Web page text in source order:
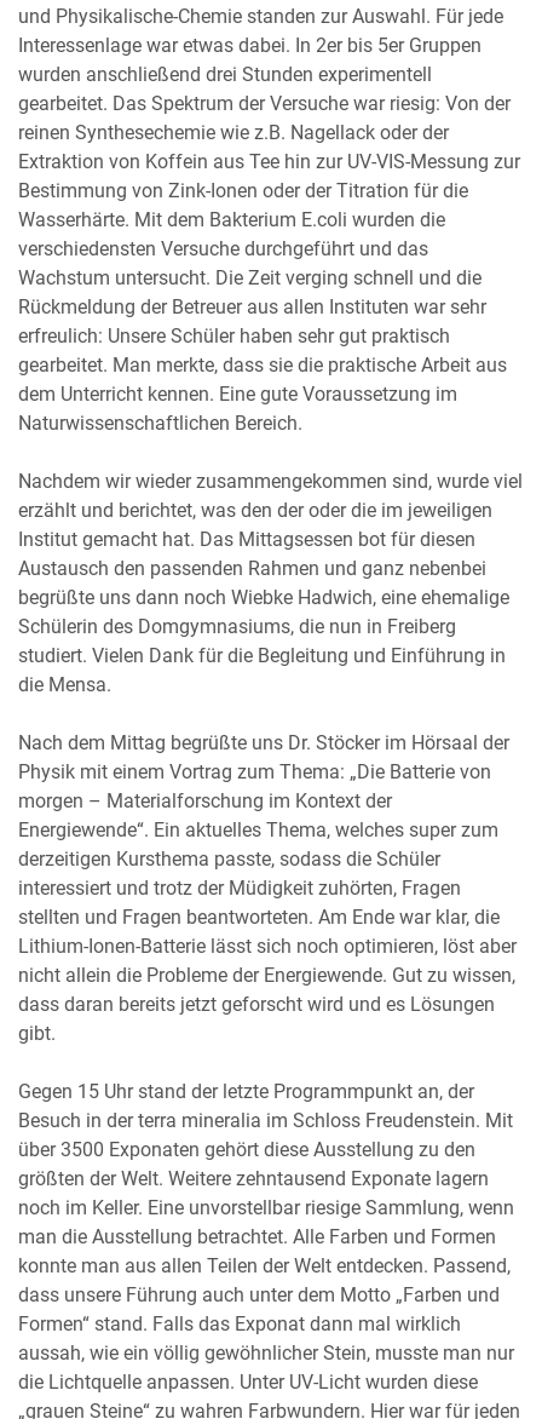
und Physikalische-Chemie standen zur Auswahl. Für jede
Interessenlage war etwas dabei. In 2er bis 5er Gruppen
wurden anschließend drei Stunden experimentell
gearbeitet. Das Spektrum der Versuche war riesig: Von der
reinen Synthesechemie wie z.B. Nagellack oder der
Extraktion von Koffein aus Tee hin zur UV-VIS-Messung zur
Bestimmung von Zink-Ionen oder der Titration für die
Wasserhärte. Mit dem Bakterium E.coli wurden die
verschiedensten Versuche durchgeführt und das
Wachstum untersucht. Die Zeit verging schnell und die
Rückmeldung der Betreuer aus allen Instituten war sehr
erfreulich: Unsere Schüler haben sehr gut praktisch
gearbeitet. Man merkte, dass sie die praktische Arbeit aus
dem Unterricht kennen. Eine gute Voraussetzung im
Naturwissenschaftlichen Bereich.
Nachdem wir wieder zusammengekommen sind, wurde viel
erzählt und berichtet, was den der oder die im jeweiligen
Institut gemacht hat. Das Mittagsessen bot für diesen
Austausch den passenden Rahmen und ganz nebenbei
begrüßte uns dann noch Wiebke Hadwich, eine ehemalige
Schülerin des Domgymnasiums, die nun in Freiberg
studiert. Vielen Dank für die Begleitung und Einführung in
die Mensa.
Nach dem Mittag begrüßte uns Dr. Stöcker im Hörsaal der
Physik mit einem Vortrag zum Thema: „Die Batterie von
morgen – Materialforschung im Kontext der
Energiewende“. Ein aktuelles Thema, welches super zum
derzeitigen Kursthema passte, sodass die Schüler
interessiert und trotz der Müdigkeit zuhörten, Fragen
stellten und Fragen beantworteten. Am Ende war klar, die
Lithium-Ionen-Batterie lässt sich noch optimieren, löst aber
nicht allein die Probleme der Energiewende. Gut zu wissen,
dass daran bereits jetzt geforscht wird und es Lösungen
gibt.
Gegen 15 Uhr stand der letzte Programmpunkt an, der
Besuch in der terra mineralia im Schloss Freudenstein. Mit
über 3500 Exponaten gehört diese Ausstellung zu den
größten der Welt. Weitere zehntausend Exponate lagern
noch im Keller. Eine unvorstellbar riesige Sammlung, wenn
man die Ausstellung betrachtet. Alle Farben und Formen
konnte man aus allen Teilen der Welt entdecken. Passend,
dass unsere Führung auch unter dem Motto „Farben und
Formen“ stand. Falls das Exponat dann mal wirklich
aussah, wie ein völlig gewöhnlicher Stein, musste man nur
die Lichtquelle anpassen. Unter UV-Licht wurden diese
„grauen Steine“ zu wahren Farbwundern. Hier war für jeden